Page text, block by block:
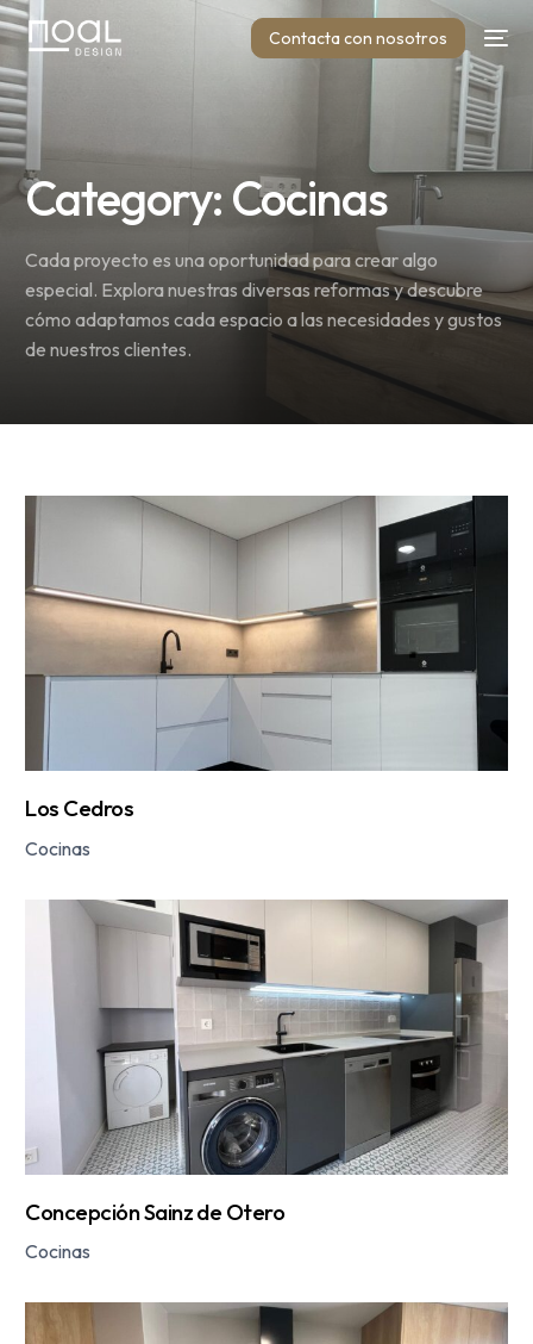
Contacta con nosotros
Category: Cocinas
Cada proyecto es una oportunidad para crear algo
especial. Explora nuestras diversas reformas y descubre
cómo adaptamos cada espacio a las necesidades y gustos
de nuestros clientes.
Los Cedros
Cocinas
Concepción Sainz de Otero
Cocinas